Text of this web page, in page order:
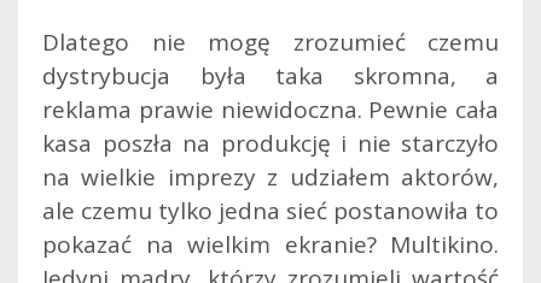
Dlatego nie mogę zrozumieć czemu
dystrybucja była taka skromna, a
reklama prawie niewidoczna. Pewnie cała
kasa poszła na produkcję i nie starczyło
na wielkie imprezy z udziałem aktorów,
ale czemu tylko jedna sieć postanowiła to
pokazać na wielkim ekranie? Multikino.